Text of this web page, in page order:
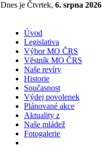
Dnes je Čtvrtek, 6. srpna 2026
Úvod
Legislativa
Výbor MO ČRS
Věstník MO ČRS
Naše revíry
Historie
Současnost
Výdej povolenek
Plánované akce
Aktuality z
Naše mládež
Fotogalerie